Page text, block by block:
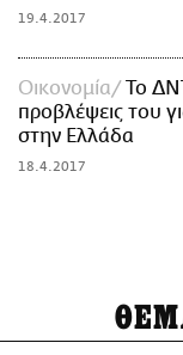
19.4.2017
Οικονομία
Το
προβλέψεις του
στην Ελλάδα
18.4.2017